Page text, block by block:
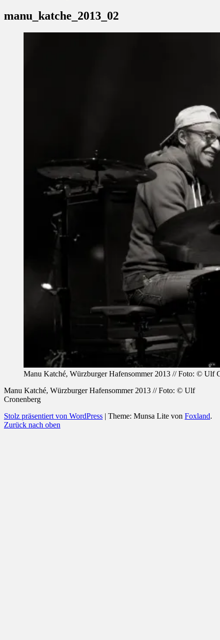
manu_katche_2013_02
Manu Katché, Würzburger Hafensommer 2013 // Foto: © Ulf
Manu Katché, Würzburger Hafensommer 2013 // Foto: © Ulf
Cronenberg
Stolz präsentiert von WordPress | Theme: Munsa Lite von Foxland.
Zurück nach oben